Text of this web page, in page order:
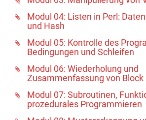
Modul 04: Listen in Perl:
und Hash
Modul 05: Kontrolle des
Bedingungen und Schleifen
Modul 06: Wiederholung und
Zusammenfassung von Block
Modul 07: Subroutinen,
prozedurales Programmieren